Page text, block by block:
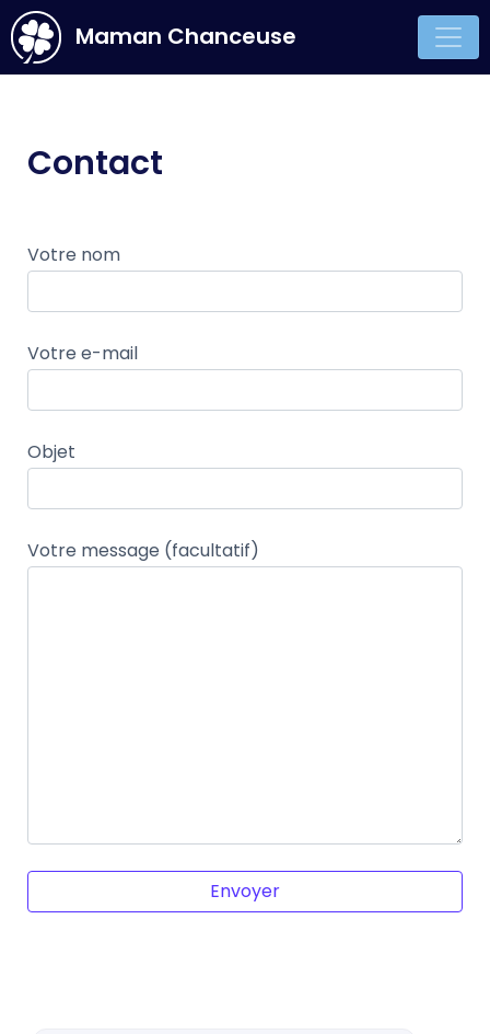
Main Navigation
Maman Chanceuse
Contact
Votre nom
Votre e-mail
Objet
Votre message (facultatif)